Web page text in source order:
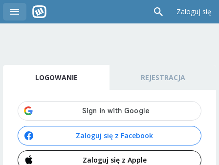
Zaloguj się
LOGOWANIE REJESTRACJA
Zaloguj się z Facebook
Zaloguj się z Apple